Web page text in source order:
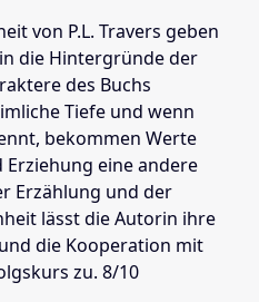
von P.L. Travers geben
die Hintergründe der
des Buchs
Tiefe und wenn
bekommen Werte
eine andere
Erzählung und der
lässt die Autorin ihre
die Kooperation mit
zu. 8/10